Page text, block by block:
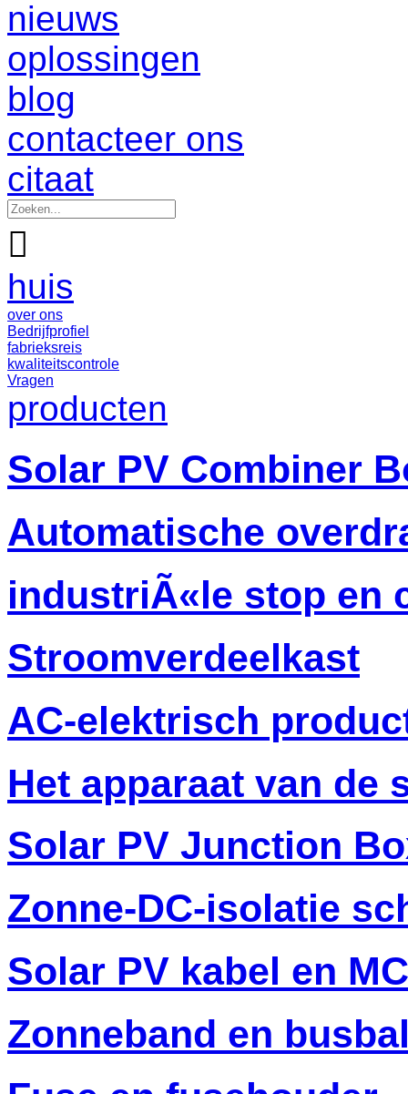
nieuws
oplossingen
blog
contacteer ons
citaat

huis
over ons
Bedrijfprofiel
fabrieksreis
kwaliteitscontrole
Vragen
producten
Solar PV Combiner
Automatische
industriÃ«le stop en
Stroomverdeelkast
AC-elektrisch
Het apparaat van de
Solar PV Junction
Zonne-DC-isolatie
Solar PV kabel en
Zonneband en